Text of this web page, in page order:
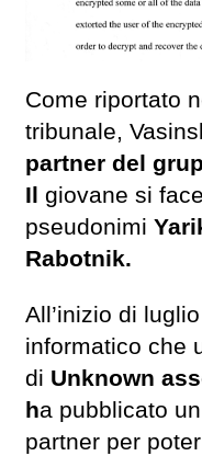
Come riportato
tribunale,
partner del
Il giovane si
pseudonimi
Rabotnik.
All’inizio di
informatico che
di Unknown
ha pubblicato
partner per